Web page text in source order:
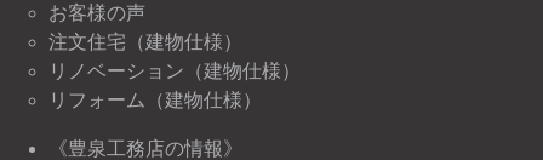
お客様の声
注文住宅（建物仕様）
リノベーション（建物仕様）
リフォーム（建物仕様）
《豊泉工務店の情報》